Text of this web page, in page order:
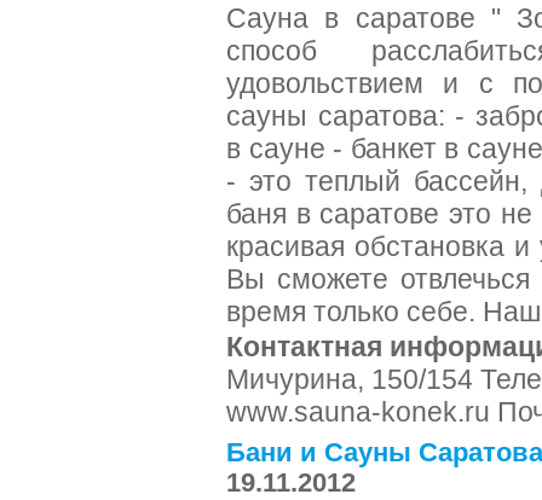
Сауна в саратове "
способ
удовольствием и с
сауны саратова: -
в сауне - банкет в
- это теплый бассейн,
баня в саратове это
красивая обстановка
Вы сможете
время только себе.
Контактная
Мичурина, 150/154
www.sauna-konek.ru
Бани и Сауны
19.11.2012